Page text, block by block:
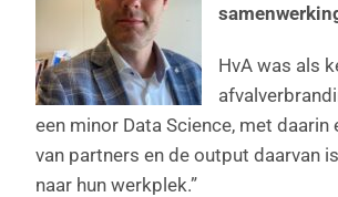
HvA was als
een minor Data Science, met
van partners en de output daarvan
naar hun werkplek.”